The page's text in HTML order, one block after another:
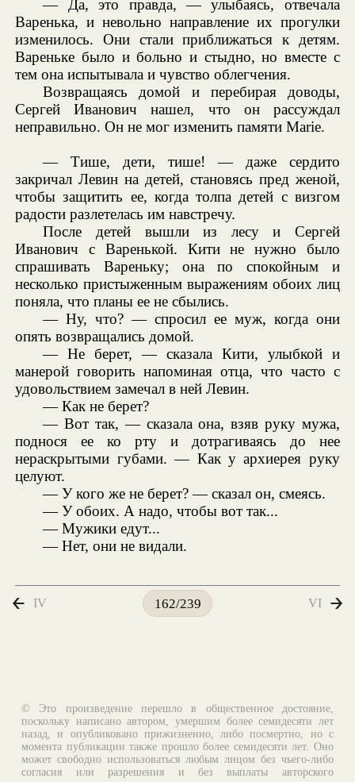
— Да, это правда, — улыбаясь, отвечала
Варенька, и невольно направление их прогулки
изменилось. Они стали приближаться к детям.
Вареньке было и больно и стыдно, но вместе с
тем она испытывала и чувство облегчения.
Возвращаясь домой и перебирая доводы,
Сергей Иванович нашел, что он рассуждал
неправильно. Он не мог изменить памяти Marie.
— Тише, дети, тише! — даже сердито
закричал Левин на детей, становясь пред женой,
чтобы защитить ее, когда толпа детей с визгом
радости разлетелась им навстречу.
После детей вышли из лесу и Сергей
Иванович с Варенькой. Кити не нужно было
спрашивать Вареньку; она по спокойным и
несколько пристыженным выражениям обоих лиц
поняла, что планы ее не сбылись.
— Ну, что? — спросил ее муж, когда они
опять возвращались домой.
— Не берет, — сказала Кити, улыбкой и
манерой говорить напоминая отца, что часто с
удовольствием замечал в ней Левин.
— Как не берет?
— Вот так, — сказала она, взяв руку мужа,
поднося ее ко рту и дотрагиваясь до нее
нераскрытыми губами. — Как у архиерея руку
целуют.
— У кого же не берет? — сказал он, смеясь.
— У обоих. А надо, чтобы вот так...
— Мужики едут...
— Нет, они не видали.
IV 162/239 VI
© Это произведение перешло в общественное достояние,
поскольку написано автором, умершим более семидесяти лет
назад, и опубликовано прижизненно, либо посмертно, но с
момента публикации также прошло более семидесяти лет. Оно
может свободно использоваться любым лицом без чьего-либо
согласия или разрешения и без выплаты авторского